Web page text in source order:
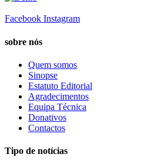
Facebook Instagram
sobre nós
Quem somos
Sinopse
Estatuto Editorial
Agradecimentos
Equipa Técnica
Donativos
Contactos
Tipo de notícias